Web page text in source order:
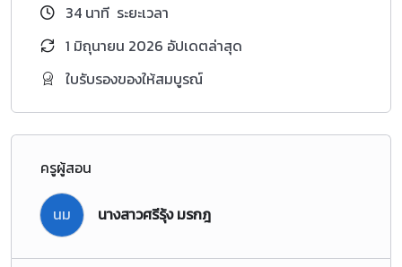
34 นาที ระยะเวลา
1 มิถุนายน 2026 อัปเดตล่าสุด
ใบรับรองของให้สมบูรณ์
ครูผู้สอน
นม นางสาวศรีรุ้ง มรกฎ